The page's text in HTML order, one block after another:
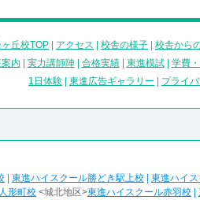
丘校TOP アクセス 校舎の様子 校舎から
内 実力講師陣| 合格実績| 東進模試| 学費
1日体験
東進広告ギャラリー プライ
東進ハイスクール勝どき駅上校 東進ハイ
形町校 <城北地区>東進ハイスクール赤羽校